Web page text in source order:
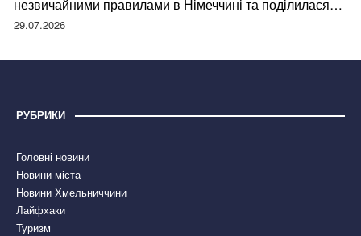
незвичайними правилами в Німеччині та поділилася
правдою
29.07.2026
РУБРИКИ
Головні новини
Новини міста
Новини Хмельниччини
Лайфхаки
Туризм